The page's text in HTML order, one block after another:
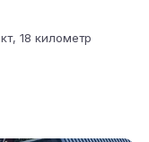
18 километр